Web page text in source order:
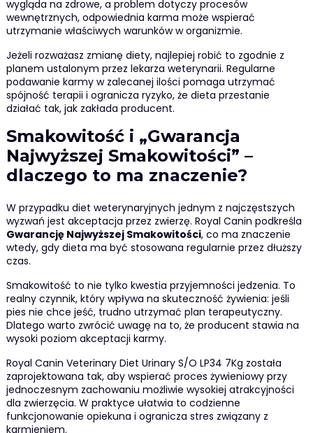
wygląda na zdrowe, a problem dotyczy procesów
wewnętrznych, odpowiednia karma może wspierać
utrzymanie właściwych warunków w organizmie.
Jeżeli rozważasz zmianę diety, najlepiej robić to zgodnie z
planem ustalonym przez lekarza weterynarii. Regularne
podawanie karmy w zalecanej ilości pomaga utrzymać
spójność terapii i ogranicza ryzyko, że dieta przestanie
działać tak, jak zakłada producent.
Smakowitość i „Gwarancja
Najwyższej Smakowitości” –
dlaczego to ma znaczenie?
W przypadku diet weterynaryjnych jednym z najczęstszych
wyzwań jest akceptacja przez zwierzę. Royal Canin podkreśla
Gwarancję Najwyższej Smakowitości, co ma znaczenie
wtedy, gdy dieta ma być stosowana regularnie przez dłuższy
czas.
Smakowitość to nie tylko kwestia przyjemności jedzenia. To
realny czynnik, który wpływa na skuteczność żywienia: jeśli
pies nie chce jeść, trudno utrzymać plan terapeutyczny.
Dlatego warto zwrócić uwagę na to, że producent stawia na
wysoki poziom akceptacji karmy.
Royal Canin Veterinary Diet Urinary S/O LP34 7Kg została
zaprojektowana tak, aby wspierać proces żywieniowy przy
jednoczesnym zachowaniu możliwie wysokiej atrakcyjności
dla zwierzęcia. W praktyce ułatwia to codzienne
funkcjonowanie opiekuna i ogranicza stres związany z
karmieniem.